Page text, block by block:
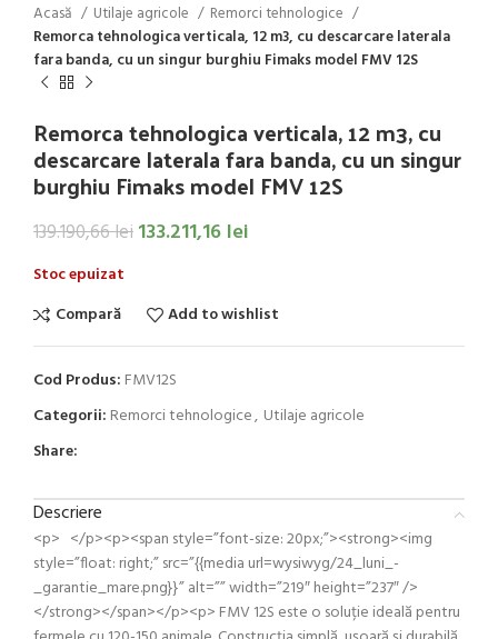
Acasă Utilaje agricole
Remorci tehnologice
Remorca tehnologica verticala, 12 m3, cu descarcare laterala
fara banda, cu un singur burghiu Fimaks model FMV 12S
Remorca tehnologica verticala, 12 m3, cu
descarcare laterala fara banda, cu un singur
burghiu Fimaks model FMV 12S
139.190,66lei133.211,16 lei
Stoc epuizat
Compară
Add to wishlist
Cod Produs: FMV12S
Categorii: Remorci tehnologice, Utilaje agricole
Share:
Descriere
<p> </p><p><span style=”font-size: 20px;”><strong><img
style=”float: right;” src=”{{media url=wysiwyg/24_luni_-
_garantie_mare.png}}” alt=”” width=”219″ height=”237″ />
</strong></span></p><p> FMV 12S este o soluție ideală pentru